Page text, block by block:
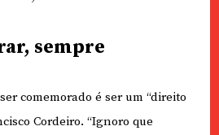
sempre
comemorado é ser um “direito
Cordeiro. “Ignoro que